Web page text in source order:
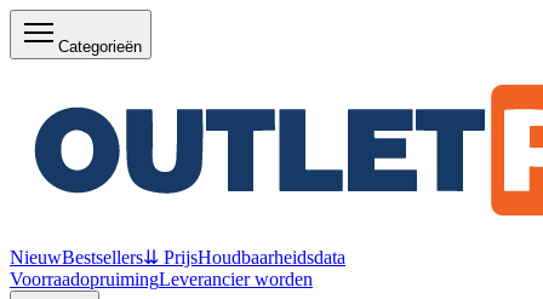
Categorieën
NieuwBestsellers⇊ PrijsHoudbaarheidsdata
VoorraadopruimingLeverancier worden